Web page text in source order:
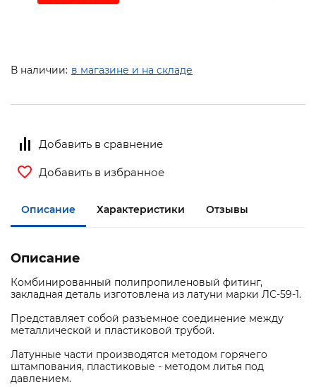
В наличии: в магазине и на складе
Добавить в сравнение
Добавить в избранное
Описание Характеристики Отзывы
Описание
Комбинированный полипропиленовый фитинг,
закладная деталь изготовлена из латуни марки ЛС-59-1.
Представляет собой разъемное соединение между
металлической и пластиковой трубой.
Латунные части производятся методом горячего
штампования, пластиковые - методом литья под
давлением.